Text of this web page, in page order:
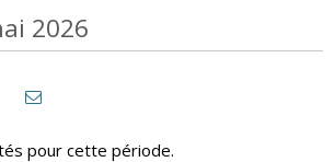
2026
pour cette période.